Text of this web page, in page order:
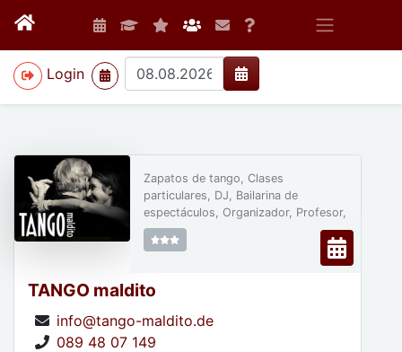
Login
>
TANGO maldito
info@tango-maldito.de
089 48 07 149
Zapatos de tango, Clases
particulares, DJ, Bailarina de
espectáculos, Organizador, Profesor,